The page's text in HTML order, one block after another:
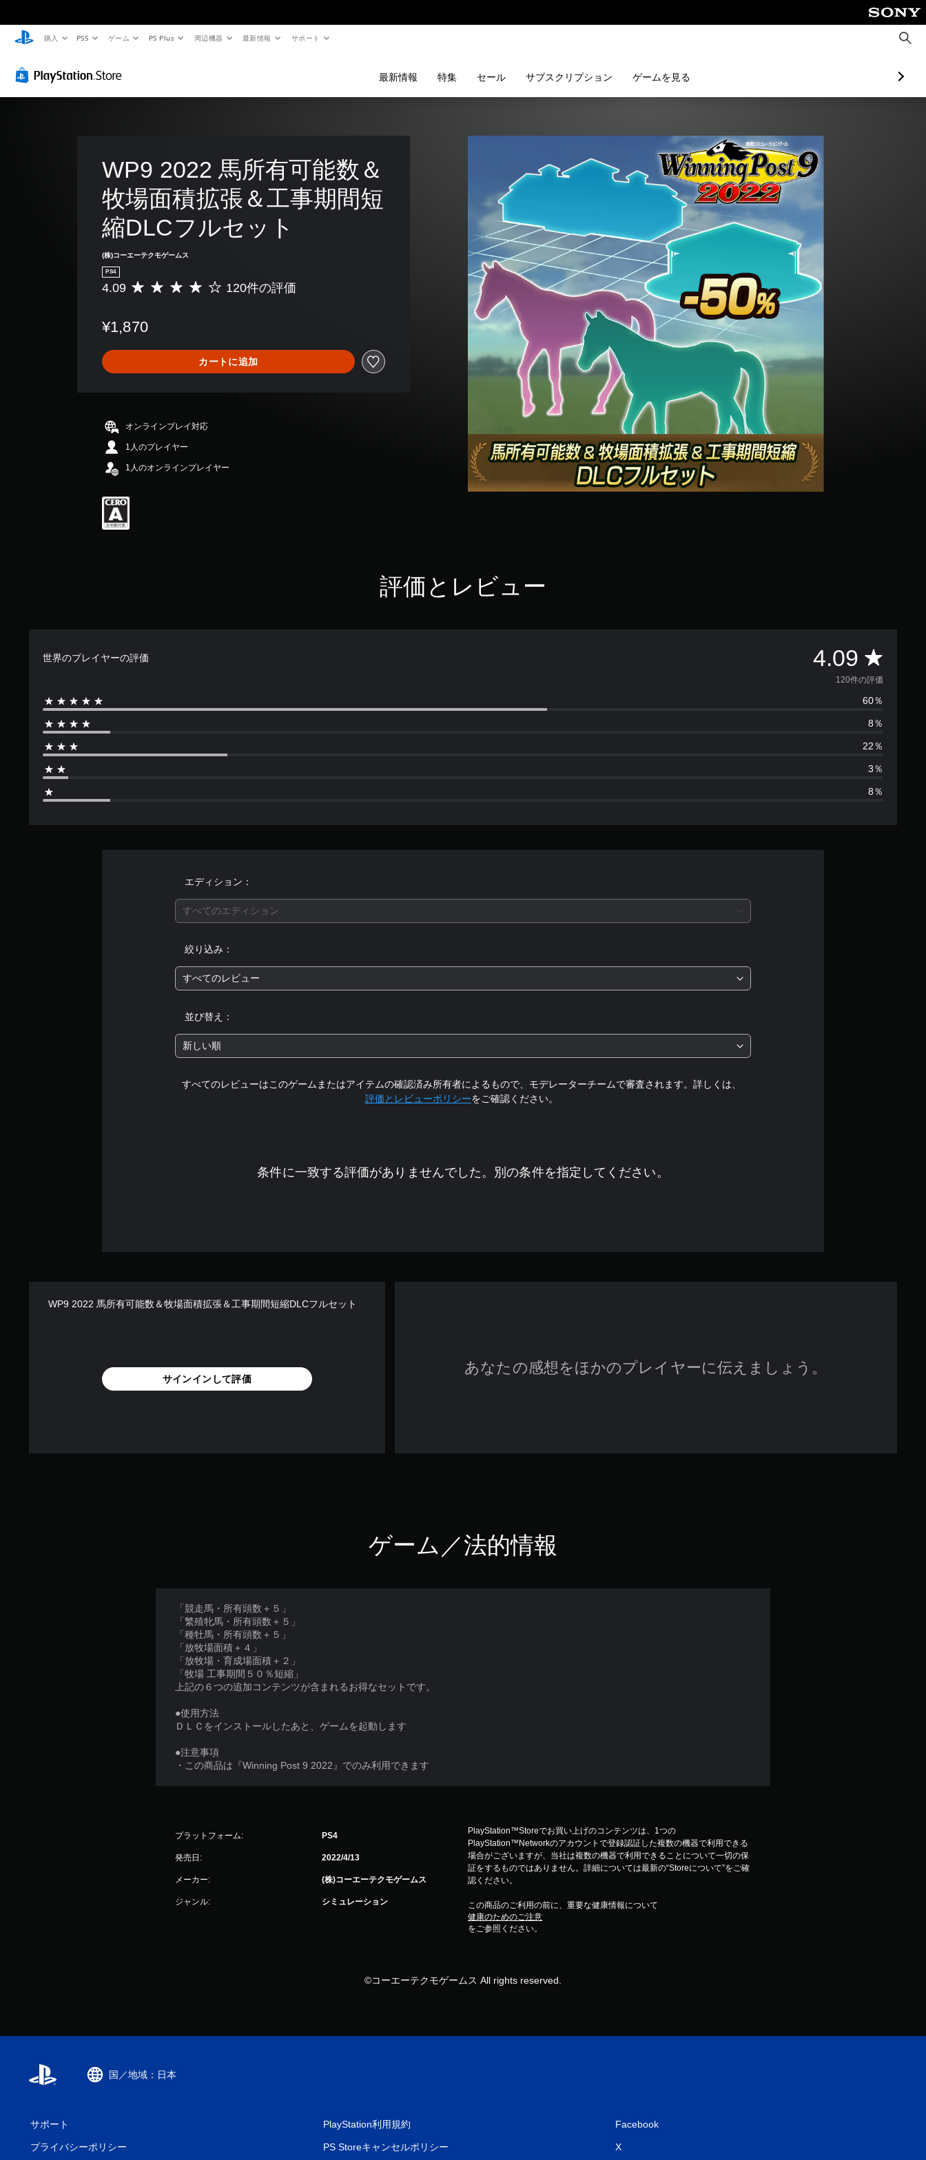
購入 PS5 ゲーム PS Plus 周辺機器 最新情報 サポート
検
索
最新情報 特集 セール サブスクリプション ゲームを見る
WP9 2022 馬所有可能数＆
牧場面積拡張＆工事期間短
縮DLCフルセット
(株)コーエーテクモゲームス
PS4
評
は
2
0
平
評
価
は
段
中
の
4
4.09 120件の評価
¥1,870
カートに追加
オンラインプレイ対応
1人のプレイヤー
1人のオンラインプレイヤー
評価とレビュー
世界のプレイヤーの評価 4.09 評
価
数
は
1
2
0
120件の評価
60％
8％
22％
3％
8％
エディション：
すべてのエディション
絞り込み：
すべてのレビュー
並び替え：
新しい順
すべてのレビューはこのゲームまたはアイテムの確認済み所有者によるもので、モデレーターチームで審査されます。詳しくは、
評価とレビューポリシーをご確認ください。
条件に一致する評価がありませんでした。別の条件を指定してください。
WP9 2022 馬所有可能数＆牧場面積拡張＆工事期間短縮DLCフルセット
サインインして評価
あなたの感想をほかのプレイヤーに伝えましょう。
ゲーム／法的情報
「競走馬・所有頭数＋５」
「繁殖牝馬・所有頭数＋５」
「種牡馬・所有頭数＋５」
「放牧場面積＋４」
「放牧場・育成場面積＋２」
「牧場 工事期間５０％短縮」
上記の６つの追加コンテンツが含まれるお得なセットです。
●使用方法
ＤＬＣをインストールしたあと、ゲームを起動します
●注意事項
・この商品は『Winning Post 9 2022』でのみ利用できます
プラットフォーム: PS4
発売日: 2022/4/13
メーカー: (株)コーエーテクモゲームス
ジャンル: シミュレーション
PlayStation™Storeでお買い上げのコンテンツは、1つの
PlayStation™Networkのアカウントで登録認証した複数の機器で利用できる
場合がございますが、当社は複数の機器で利用できることについて一切の保
証をするものではありません。詳細については最新の“Storeについて”をご確
認ください。
この商品のご利用の前に、重要な健康情報について
健康のためのご注意
をご参照ください。
©コーエーテクモゲームス All rights reserved.
国／地域：日本
サポート
プライバシーポリシー
PlayStation利用規約
PS Storeキャンセルポリシー
Facebook
X